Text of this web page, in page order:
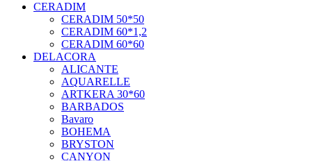
CERADIM
CERADIM 50*50
CERADIM 60*1,2
CERADIM 60*60
DELACORA
ALICANTE
AQUARELLE
ARTKERA 30*60
BARBADOS
Bavaro
BOHEMA
BRYSTON
CANYON